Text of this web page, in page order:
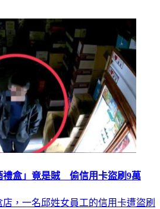
禮盒」竟是賊 偷信用卡盜刷9萬
，一名邱姓女員工的信用卡遭盜刷